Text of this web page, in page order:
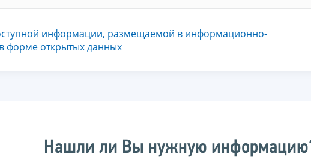
информации, размещаемой в информационно-
форме открытых данных
Нашли ли Вы нужную